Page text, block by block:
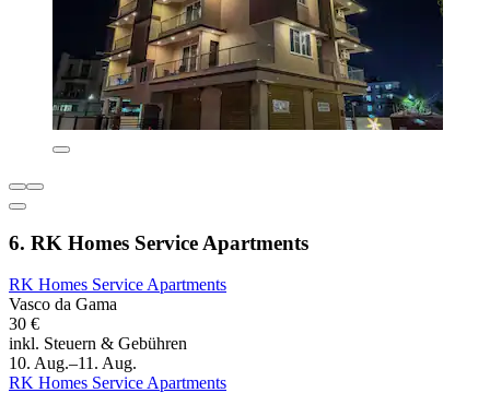
6. RK Homes Service Apartments
RK Homes Service Apartments
Vasco da Gama
30 €
inkl. Steuern & Gebühren
10. Aug.–11. Aug.
RK Homes Service Apartments